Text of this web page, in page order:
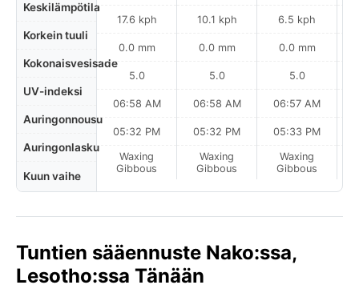
Keskilämpötila
Korkein tuuli
Kokonaisvesisade
UV-indeksi
Auringonnousu
Auringonlasku
Kuun vaihe
17.6 kph
0.0 mm
5.0
06:58 AM
05:32 PM
Waxing
Gibbous
10.1 kph
0.0 mm
5.0
06:58 AM
05:32 PM
Waxing
Gibbous
6.5 kph
0.0 mm
5.0
06:57 AM
05:33 PM
Waxing
Gibbous
Tuntien sääennuste Nako:ssa,
Lesotho:ssa Tänään